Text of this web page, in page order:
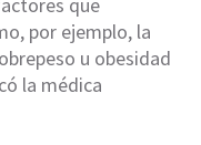
por ejemplo, la
u obesidad
la médica